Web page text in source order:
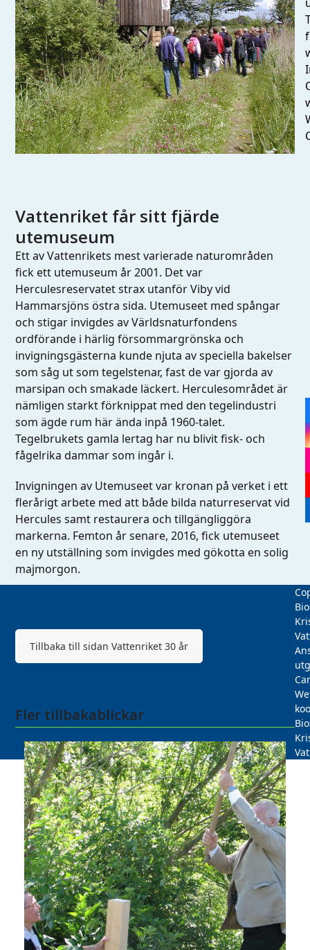
Vattenriket får sitt fjärde
utemuseum
Ett av Vattenrikets mest varierade naturområden
fick ett utemuseum år 2001. Det var
Herculesreservatet strax utanför Viby vid
Hammarsjöns östra sida. Utemuseet med spångar
och stigar invigdes av Världsnaturfondens
ordförande i härlig försommargrönska och
invigningsgästerna kunde njuta av speciella bakelser
som såg ut som tegelstenar, fast de var gjorda av
marsipan och smakade läckert. Herculesområdet är
nämligen starkt förknippat med den tegelindustri
som ägde rum här ända inpå 1960-talet.
Tegelbrukets gamla lertag har nu blivit fisk- och
fågelrika dammar som ingår i.
Invigningen av Utemuseet var kronan på verket i ett
flerårigt arbete med att både bilda naturreservat vid
Hercules samt restaurera och tillgängliggöra
markerna. Femton år senare, 2016, fick utemuseet
en ny utställning som invigdes med gökotta en solig
majmorgon.
Tillbaka till sidan Vattenriket 30 år
Fler tillbakablickar